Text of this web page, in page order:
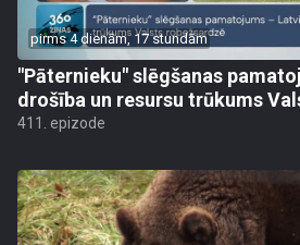
pirms 4 dienām, 17 stundām
"Pāternieku" slēgšanas
drošība un resursu trūkums
411. epizode